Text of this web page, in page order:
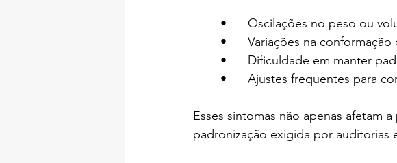
•	Oscilações no peso ou
•	Variações na
•	Dificuldade em manter
•	Ajustes frequentes para
Esses sintomas não apenas afetam
padronização exigida por auditorias